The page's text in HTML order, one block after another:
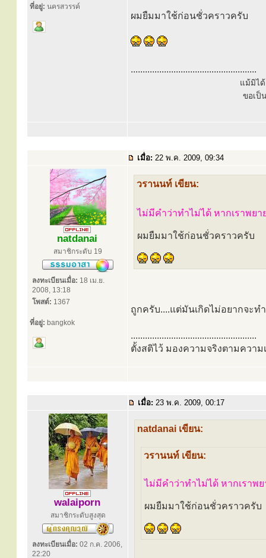
ที่อยู่: นครสวรรค์
ผมยืมมาใช้ก่อนชั่วคราวครับ
.....................................................
แม้มิได้
ขอเป็
เมื่อ: 22 พ.ค. 2009, 09:34
natdanai
สมาชิกระดับ 19
ลงทะเบียนเมื่อ: 18 เม.ย.
2008, 13:18
โพสต์: 1367
ที่อยู่: bangkok
วรานนท์ เขียน:
ไม่มีคำว่าทำไม่ได้ หากเราพย
ผมยืมมาใช้ก่อนชั่วคราวครับ
ถูกครับ....แต่มันเกิดไม่อยากจะท
.....................................................
ตั้งสติไว้ มองความจริงตามความ
เมื่อ: 23 พ.ค. 2009, 00:17
walaiporn
สมาชิกระดับสูงสุด
ลงทะเบียนเมื่อ: 02 ก.ค. 2006,
22:20
natdanai เขียน:
วรานนท์ เขียน:
ไม่มีคำว่าทำไม่ได้ หากเราพ
ผมยืมมาใช้ก่อนชั่วคราวครับ